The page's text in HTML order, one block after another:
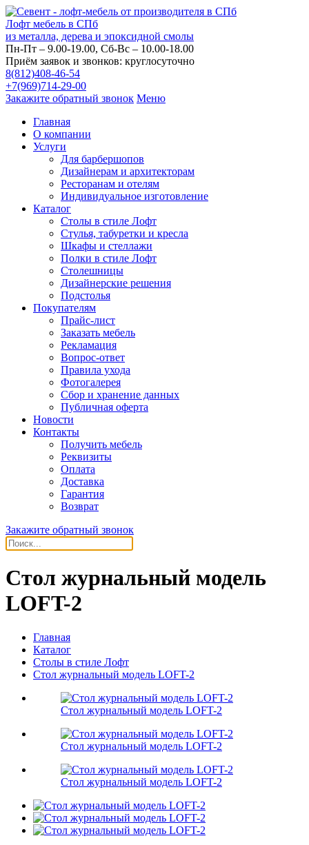
Лофт мебель в СПб
из металла, дерева и эпоксидной смолы
Пн-Пт – 9.00-19.00, Сб-Вс – 10.00-18.00
Приём заявок и звонков: круглосуточно
8(812)408-46-54
+7(969)714-29-00
Закажите обратный звонок Меню
Главная
О компании
Услуги
Для барбершопов
Дизайнерам и архитекторам
Ресторанам и отелям
Индивидуальное изготовление
Каталог
Столы в стиле Лофт
Стулья, табуретки и кресла
Шкафы и стеллажи
Полки в стиле Лофт
Столешницы
Дизайнерские решения
Подстолья
Покупателям
Прайс-лист
Заказать мебель
Рекламация
Вопрос-ответ
Правила ухода
Фотогалерея
Сбор и хранение данных
Публичная оферта
Новости
Контакты
Получить мебель
Реквизиты
Оплата
Доставка
Гарантия
Возврат
Закажите обратный звонок
Стол журнальный модель
LOFT-2
Главная
Каталог
Столы в стиле Лофт
Стол журнальный модель LOFT-2
Стол журнальный модель LOFT-2
Стол журнальный модель LOFT-2
Стол журнальный модель LOFT-2